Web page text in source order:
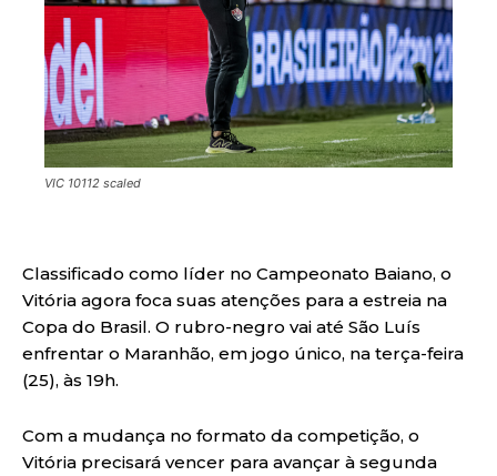
VIC 10112 scaled
Classificado como líder no Campeonato Baiano, o
Vitória agora foca suas atenções para a estreia na
Copa do Brasil. O rubro-negro vai até São Luís
enfrentar o Maranhão, em jogo único, na terça-feira
(25), às 19h.
Com a mudança no formato da competição, o
Vitória precisará vencer para avançar à segunda